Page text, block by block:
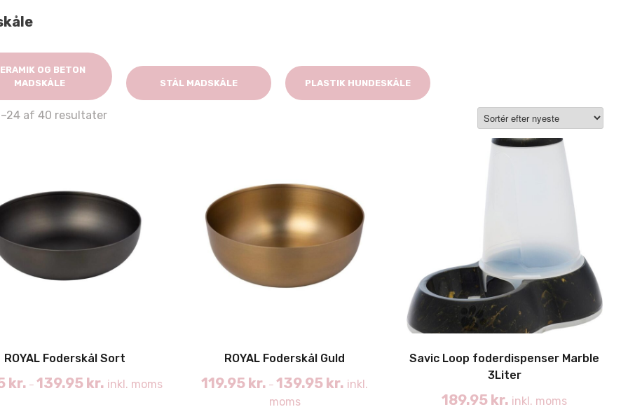
OG BETON
MADSKÅLE
STÅL MADSKÅLE PLASTIK HUNDESKÅLE
af 40 resultaterSorted
ROYAL Foderskål Sort
kr. – 139.95 kr. inkl. moms
ROYAL Foderskål Guld
119.95 kr. –139.95 kr. inkl.
moms
Savic Loop foderdispenser Marble
3Liter
189.95 kr. inkl. moms